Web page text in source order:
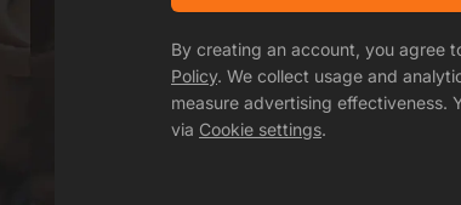
By creating an account, you agree
Policy. We collect usage and
measure advertising effectiveness.
via Cookie settings.